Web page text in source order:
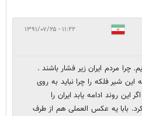
۱۱:۲۲ - ۱۳۹۱/۰۷/۲۵
چرا مردم ایران زیر فشار باشند .
شیر فلکه را چرا نباید به روی
این روند ادامه یابد ایران را
بابا یه عکس العملی هم از طرف